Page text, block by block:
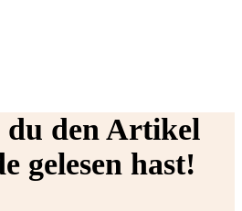
du den Artikel
gelesen hast!